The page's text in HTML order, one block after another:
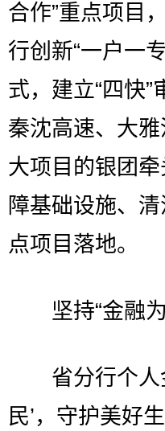
合作”重点项目
行创新“一户一
式，建立“四快
秦沈高速、大
大项目的银团
障基础设施、
点项目落地。
坚持“金融为
省分行个人
民’，守护美好